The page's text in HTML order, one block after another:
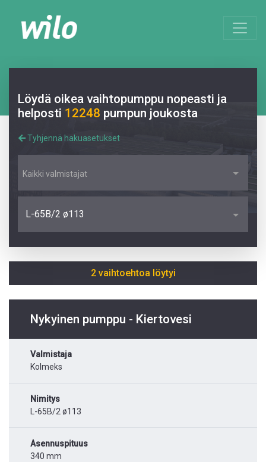
Löydä oikea vaihtopumppu nopeasti ja
helposti 12248 pumpun joukosta
Tyhjennä hakuasetukset
Kaikki valmistajat
L-65B/2 ø113
2 vaihtoehtoa löytyi
Nykyinen pumppu - Kiertovesi
Valmistaja
Kolmeks
Nimitys
L-65B/2 ø113
Asennuspituus
340 mm